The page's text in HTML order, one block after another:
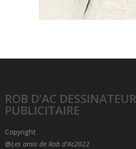
ROB D’AC
PUBLICITAIRE
Copyright
@Les amis de Rob d’Ac2022